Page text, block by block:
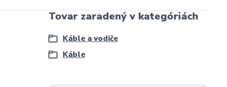
Tovar zaradený v kategóriách
Káble a vodiče
Káble